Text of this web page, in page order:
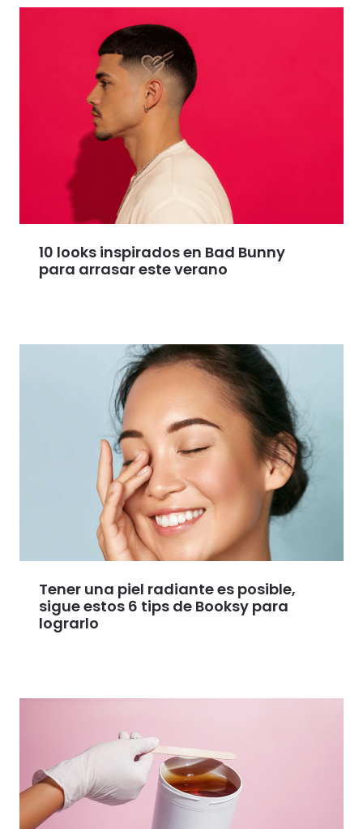
10 looks inspirados en Bad Bunny
para arrasar este verano
Tener una piel radiante es posible,
sigue estos 6 tips de Booksy para
lograrlo